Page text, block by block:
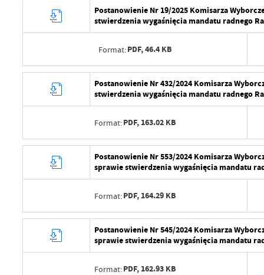
Postanowienie Nr 19/2025 Komisarza
stwierdzenia wygaśnięcia mandatu radnego
Format:PDF,46.4 KB
Data opublikowania
Opublikował
Data ostatniej aktualizacji
Ostatnio zaktualizował
Postanowienie Nr 432/2024 Komisarza
stwierdzenia wygaśnięcia mandatu radnego
Format:PDF, 163.02 KB
Data opublikowania
Opublikował
Data ostatniej aktualizacji
Ostatnio zaktualizował
Postanowienie Nr 553/2024 Komisarza
sprawie stwierdzenia wygaśnięcia mandatu
Format:PDF, 164.29 KB
Data opublikowania
Postanowienie Nr 545/2024 Komisarza
sprawie stwierdzenia wygaśnięcia mandatu
Format:PDF, 162.93 KB